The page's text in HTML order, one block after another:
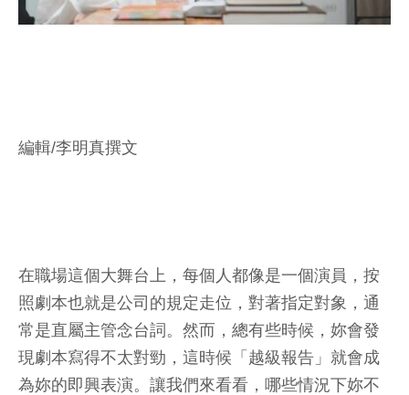
編輯/李明真撰文
在職場這個大舞台上，每個人都像是一個演員，按
照劇本也就是公司的規定走位，對著指定對象，通
常是直屬主管念台詞。然而，總有些時候，妳會發
現劇本寫得不太對勁，這時候「越級報告」就會成
為妳的即興表演。讓我們來看看，哪些情況下妳不